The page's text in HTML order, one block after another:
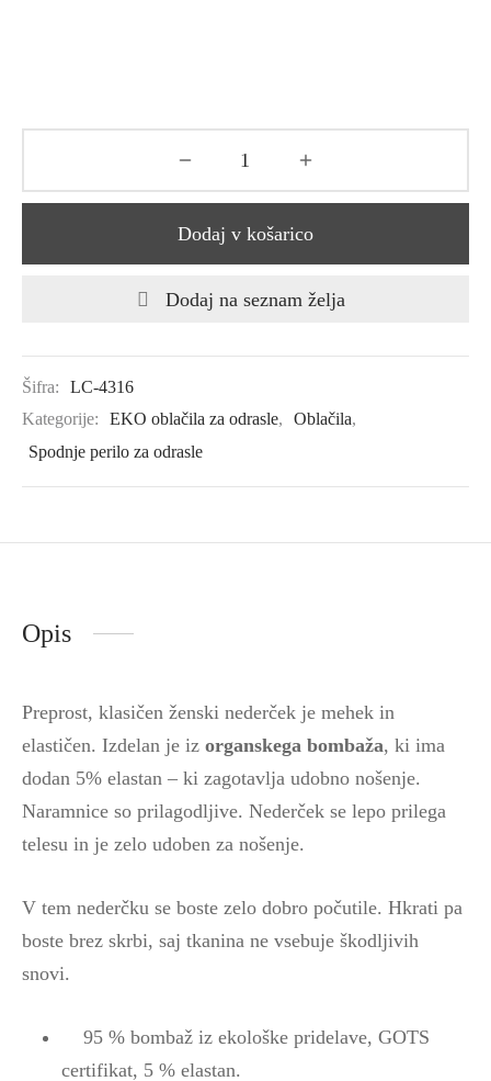
Dodaj v košarico
Dodaj na seznam želja
Šifra:
LC-4316
Kategorije:
EKO oblačila za odrasle, Oblačila,
Spodnje perilo za odrasle
Opis
Preprost, klasičen ženski nederček je mehek in
elastičen. Izdelan je iz organskega bombaža, ki ima
dodan 5% elastan – ki zagotavlja udobno nošenje.
Naramnice so prilagodljive. Nederček se lepo prilega
telesu in je zelo udoben za nošenje.
V tem nederčku se boste zelo dobro počutile. Hkrati pa
boste brez skrbi, saj tkanina ne vsebuje škodljivih
snovi.
95 % bombaž iz ekološke pridelave, GOTS
certifikat, 5 % elastan.